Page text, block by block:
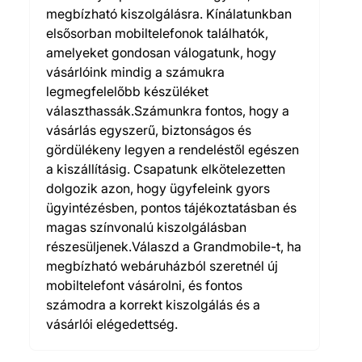
megbízható kiszolgálásra. Kínálatunkban
elsősorban mobiltelefonok találhatók,
amelyeket gondosan válogatunk, hogy
vásárlóink mindig a számukra
legmegfelelőbb készüléket
választhassák.Számunkra fontos, hogy a
vásárlás egyszerű, biztonságos és
gördülékeny legyen a rendeléstől egészen
a kiszállításig. Csapatunk elkötelezetten
dolgozik azon, hogy ügyfeleink gyors
ügyintézésben, pontos tájékoztatásban és
magas színvonalú kiszolgálásban
részesüljenek.Válaszd a Grandmobile-t, ha
megbízható webáruházból szeretnél új
mobiltelefont vásárolni, és fontos
számodra a korrekt kiszolgálás és a
vásárlói elégedettség.